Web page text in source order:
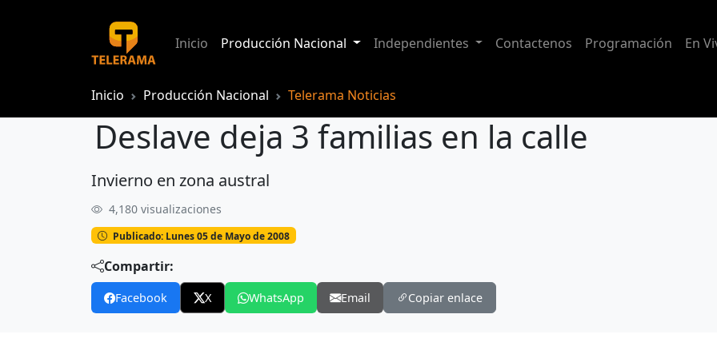
Inicio Producción Nacional Independientes Contactenos Programación En
Inicio Producción Nacional Telerama Noticias
Deslave deja 3 familias en la calle
Deslave deja 3 familias en la calle
Invierno en zona austral
4,180 visualizaciones
Publicado: Lunes 05 de Mayo de 2008
Compartir:
Facebook X WhatsApp Email Copiar enlace